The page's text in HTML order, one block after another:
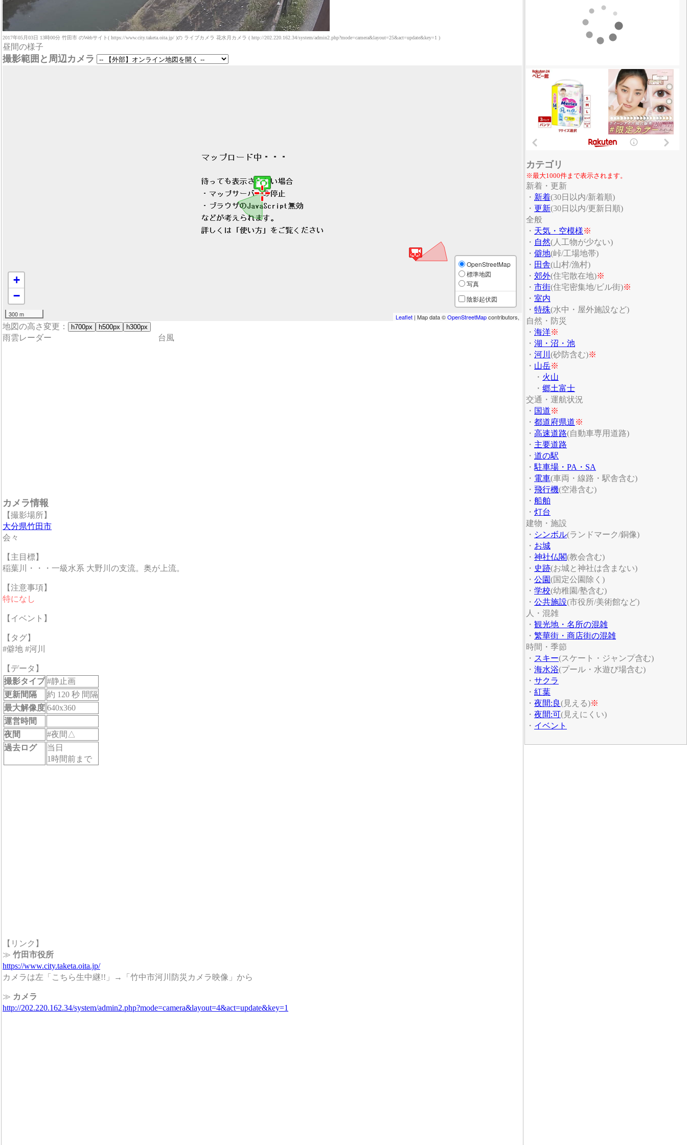
2017年05月03日 13時00分 竹田市 のWebサイト( https://www.city.taketa.oita.jp/ )の ライブカメラ 花水月カメラ ( http://202.220.162.34/system/admin2.php?mode=camera&layout=25&act=update&key=1 )
昼間の様子
撮影範囲と周辺カメラ
+
−
300 m
OpenStreetMap
標準地図
写真
陰影起伏図
Leaflet | Map data ©OpenStreetMapcontributors,
地図の高さ変更： h700px h500px h300px
雨雲レーダー 台風
カメラ情報
【撮影場所】
大分県竹田市
会々
【主目標】
稲葉川・・・一級水系 大野川の支流。奥が上流。
【注意事項】
特になし
【イベント】
【タグ】
#僻地 #河川
【データ】
撮影タイプ #静止画
更新間隔
約 120 秒 間隔
最大解像度 640x360
運営時間
夜間
#夜間△
過去ログ
当日
1時間前まで
【リンク】
≫ 竹田市役所
https://www.city.taketa.oita.jp/
カメラは左「こちら生中継!!」→「竹中市河川防災カメラ映像」から
≫ カメラ
http://202.220.162.34/system/admin2.php?mode=camera&layout=4&act=update&key=1
カテゴリ
※最大1000件まで表示されます。
新着・更新
・ 新着(30日以内/新着順)
・ 更新(30日以内/更新日順)
全般
・ 天気・空模様※
・ 自然(人工物が少ない)
・ 僻地(峠/工場地帯)
・ 田舎(山村/漁村)
・ 郊外(住宅散在地)※
・ 市街(住宅密集地/ビル街)※
・ 室内
・ 特殊(水中・屋外施設など)
自然・防災
・ 海洋※
・ 湖・沼・池
・ 河川 (砂防含む)※
・ 山岳※
・ 火山
・ 郷土富士
交通・運航状況
・ 国道※
・ 都道府県道※
・ 高速道路(自動車専用道路)
・ 主要道路
・ 道の駅
・ 駐車場・PA・SA
・ 電車(車両・線路・駅舎含む)
・ 飛行機(空港含む)
・ 船舶
・ 灯台
建物・施設
・ シンボル(ランドマーク/銅像)
・ お城
・ 神社仏閣(教会含む)
・ 史跡(お城と神社は含まない)
・ 公園(国定公園除く)
・ 学校(幼稚園/塾含む)
・ 公共施設(市役所/美術館など)
人・混雑
・ 観光地・名所の混雑
・ 繁華街・商店街の混雑
時間・季節
・ スキー(スケート・ジャンプ含む)
・ 海水浴(プール・水遊び場含む)
・ サクラ
・ 紅葉
・ 夜間:良(見える)※
・ 夜間:可(見えにくい)
・ イベント